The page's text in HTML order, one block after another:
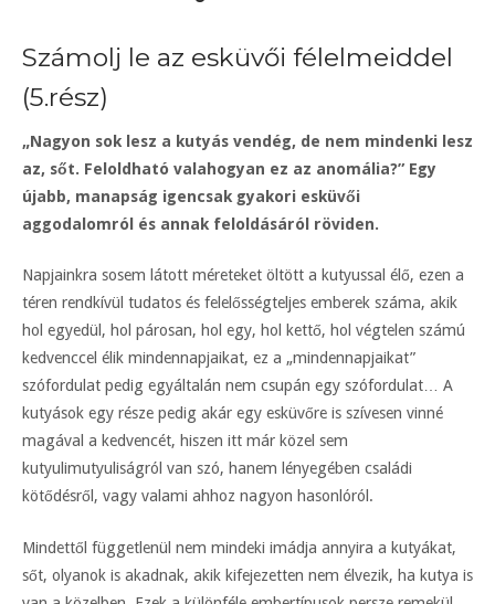
Számolj le az esküvői félelmeiddel
(5.rész)
„Nagyon sok lesz a kutyás vendég, de nem mindenki lesz
az, sőt. Feloldható valahogyan ez az anomália?” Egy
újabb, manapság igencsak gyakori esküvői
aggodalomról és annak feloldásáról röviden.
Napjainkra sosem látott méreteket öltött a kutyussal élő, ezen a
téren rendkívül tudatos és felelősségteljes emberek száma, akik
hol egyedül, hol párosan, hol egy, hol kettő, hol végtelen számú
kedvenccel élik mindennapjaikat, ez a „mindennapjaikat”
szófordulat pedig egyáltalán nem csupán egy szófordulat… A
kutyások egy része pedig akár egy esküvőre is szívesen vinné
magával a kedvencét, hiszen itt már közel sem
kutyulimutyuliságról van szó, hanem lényegében családi
kötődésről, vagy valami ahhoz nagyon hasonlóról.
Mindettől függetlenül nem mindeki imádja annyira a kutyákat,
sőt, olyanok is akadnak, akik kifejezetten nem élvezik, ha kutya is